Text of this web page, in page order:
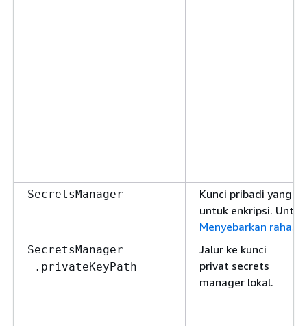
SecretsManager
Kunci pribadi yang
untuk enkripsi.
Menyebarkan
SecretsManager
.privateKeyPath
Jalur ke kunci
privat secrets
manager lokal.